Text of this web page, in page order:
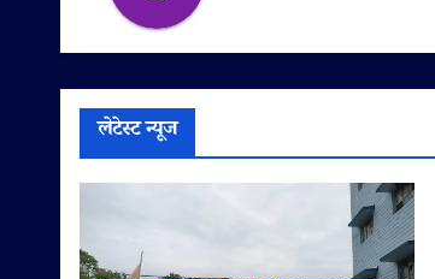
लेटेस्ट न्यूज